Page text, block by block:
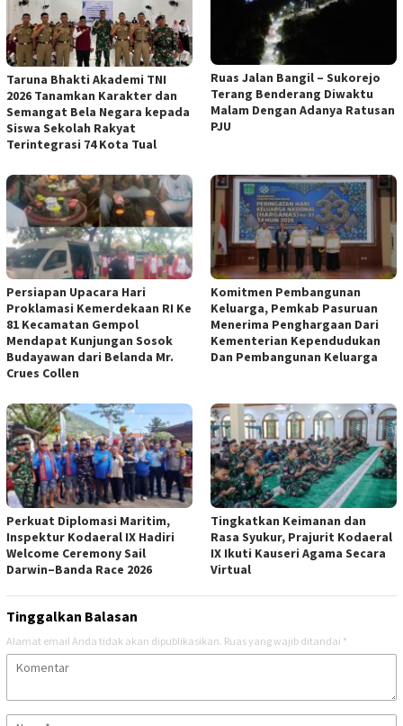
Taruna Bhakti Akademi TNI
2026 Tanamkan Karakter dan
Semangat Bela Negara kepada
Siswa Sekolah Rakyat
Terintegrasi 74 Kota Tual
Ruas Jalan Bangil – Sukorejo
Terang Benderang Diwaktu
Malam Dengan Adanya Ratusan
PJU
Persiapan Upacara Hari
Proklamasi Kemerdekaan RI Ke
81 Kecamatan Gempol
Mendapat Kunjungan Sosok
Budayawan dari Belanda Mr.
Crues Collen
Komitmen Pembangunan
Keluarga, Pemkab Pasuruan
Menerima Penghargaan Dari
Kementerian Kependudukan
Dan Pembangunan Keluarga
Perkuat Diplomasi Maritim,
Inspektur Kodaeral IX Hadiri
Welcome Ceremony Sail
Darwin–Banda Race 2026
Tingkatkan Keimanan dan
Rasa Syukur, Prajurit Kodaeral
IX Ikuti Kauseri Agama Secara
Virtual
Tinggalkan Balasan
Alamat email Anda tidak akan dipublikasikan. Ruas yang wajib ditandai *